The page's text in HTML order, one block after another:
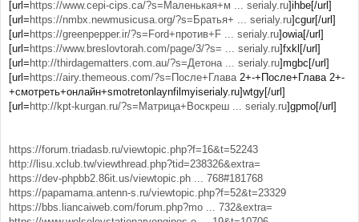
[url= https://www.cepi-cips.ca/?s=Маленькая+м ... serialy.ru]ihbe[/url]
[url= https://nmbx.newmusicusa.org/?s=Братья+ ... serialy.ru]cgur[/url]
[url= https://greenpepper.ir/?s=Ford+против+F ... serialy.ru]owia[/url]
[url= https://www.breslovtorah.com/page/3/?s= ... serialy.ru]fxkl[/url]
[url= http://thirdagematters.com.au/?s=Детона ... serialy.ru]mgbc[/url]
[url= https://airy.themeous.com/?s=После+Глава2+-+После+Глава 2+-
+смотреть+онлайн+smotretonlaynfilmyiserialy.ru]wtgy[/url]
[url= http://kpt-kurgan.ru/?s=Матрица+Воскреш ... serialy.ru]gpmo[/url]
https://forum.triadasb.ru/viewtopic.php?f=16&t=52243
http://lisu.xclub.tw/viewthread.php?tid=238326&extra=
https://dev-phpbb2.86it.us/viewtopic.ph ... 768#181768
https://papamama.antenn-s.ru/viewtopic.php?f=52&t=23329
https://bbs.liancaiweb.com/forum.php?mo ... 732&extra=